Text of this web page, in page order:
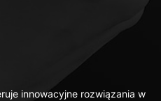
innowacyjne rozwiązania w